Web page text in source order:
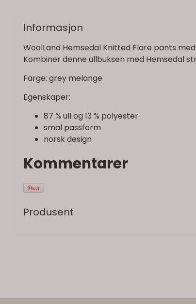
Informasjon
WoolLand Hemsedal Knitted Flare pants
Kombiner denne ullbuksen med Hemsedal
Farge: grey melange
Egenskaper:
87 % ull og 13 % polyester
smal passform
norsk design
Kommentarer
Produsent